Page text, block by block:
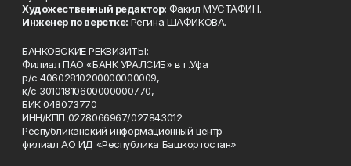
Художественный редактор: Факил МУСТАФИН.
Инженер по верстке: Регина ШАФИКОВА.
БАНКОВСКИЕ РЕКВИЗИТЫ:
Филиал ПАО «БАНК УРАЛСИБ» в г.Уфа
р/с 40602810200000000009,
к/с 30101810600000000770,
БИК 048073770
ИНН/КПП 0278066967/027843012
Республиканский информационный центр –
филиал АО ИД «Республика Башкортостан»